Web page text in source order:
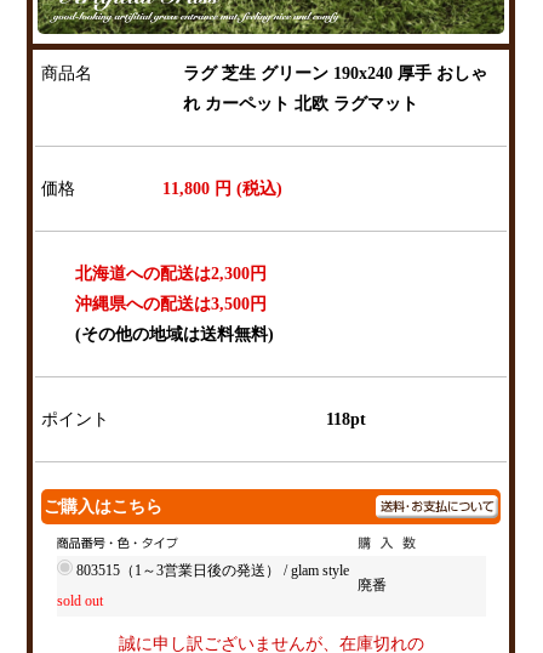
商品名
ラグ 芝生 グリーン 190x240 厚手 おしゃ
れ カーペット 北欧 ラグマット
価格 11,800 円 (税込)
北海道への配送は2,300円
沖縄県への配送は3,500円
(その他の地域は送料無料)
ポイント 118pt
ご購入はこちら
803515（1～3営業日後の発送） / glam style
sold out
廃番
誠に申し訳ございませんが、在庫切れの